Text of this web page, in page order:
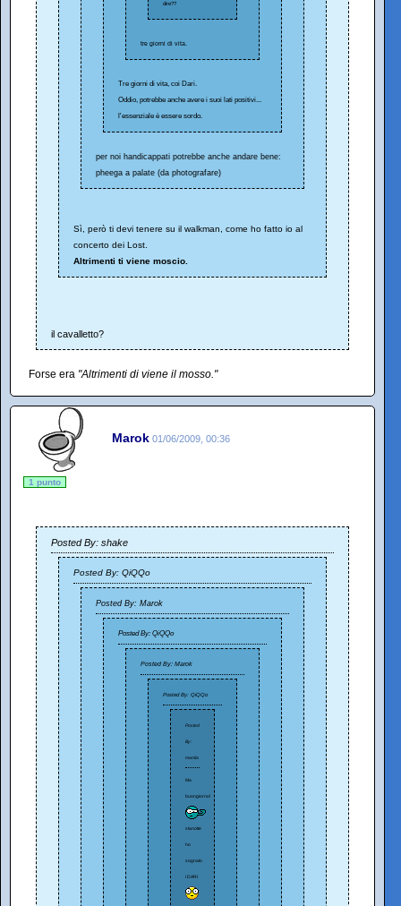
dire??
tre giorni di vita.
Tre giorni di vita, coi Dari.
Oddio, potrebbe anche avere i suoi lati positivi...
l'essenziale è essere sordo.
per noi handicappati potrebbe anche andare bene:
pheega a palate (da photografare)
Sì, però ti devi tenere su il walkman, come ho fatto io al
concerto dei Lost.
Altrimenti ti viene moscio.
il cavalletto?
Forse era "Altrimenti di viene il mosso."
Marok 01/06/2009, 00:36
1 punto
Posted By: shake
Posted By: QiQQo
Posted By: Marok
Posted By: QiQQo
Posted By: Marok
Posted By: QiQQo
Posted
By:
manila
Ma
buongiorno!
stanotte
ho
sognato
i DARI